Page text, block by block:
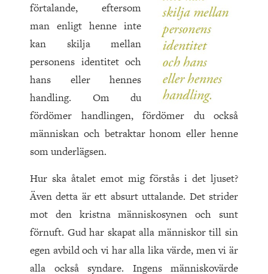
förtalande, eftersom
man enligt henne inte
kan skilja mellan
personens identitet och
hans eller hennes
handling. Om du
fördömer handlingen, fördömer du också
människan och betraktar honom eller henne
som underlägsen.
Hur ska åtalet emot mig förstås i det ljuset?
Även detta är ett absurt uttalande. Det strider
mot den kristna människosynen och sunt
förnuft. Gud har skapat alla människor till sin
egen avbild och vi har alla lika värde, men vi är
alla också syndare. Ingens människovärde